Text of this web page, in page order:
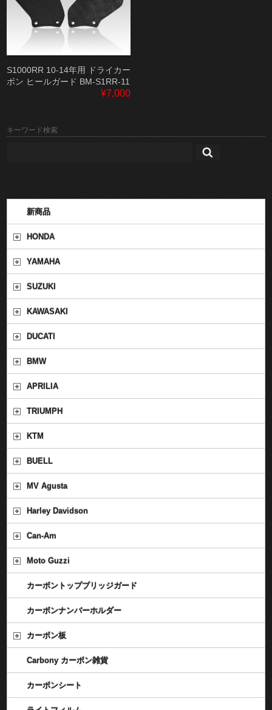
S1000RR 10-14年用 ドライカー
ボン ヒールガード BM-S1RR-11
¥7,000
キーワード検索
新商品
HONDA
YAMAHA
SUZUKI
KAWASAKI
DUCATI
BMW
APRILIA
TRIUMPH
KTM
BUELL
MV Agusta
Harley Davidson
Can-Am
Moto Guzzi
カーボントップブリッジガード
カーボンナンバーホルダー
カーボン板
Carbony カーボン雑貨
カーボンシート